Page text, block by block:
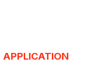
APPLICATION